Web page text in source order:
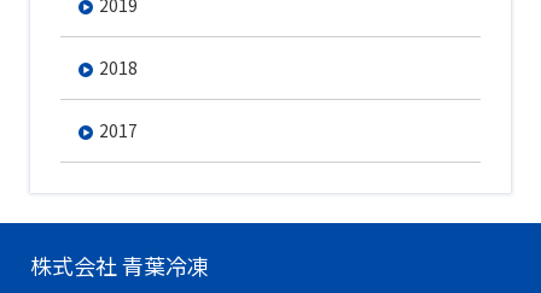
2019
2018
2017
株式会社 青葉冷凍